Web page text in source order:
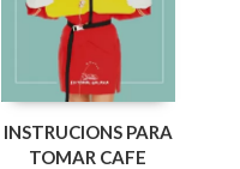
INSTRUCIONS PARA
TOMAR CAFE